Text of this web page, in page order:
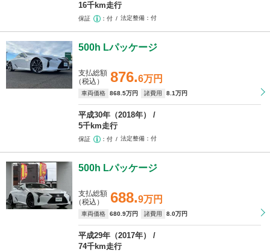
16千km走行
保証 付 法定整備 付
500h Lパッケージ
876.6万円
支払総額
（税込）
車両価格 868 .5万円 諸費用 8 .1万円
平成30年（2018年）
5千km走行
保証 付 法定整備 付
500h Lパッケージ
688.9万円
支払総額
（税込）
車両価格 680 .9万円 諸費用 8 .0万円
平成29年（2017年）
74千km走行